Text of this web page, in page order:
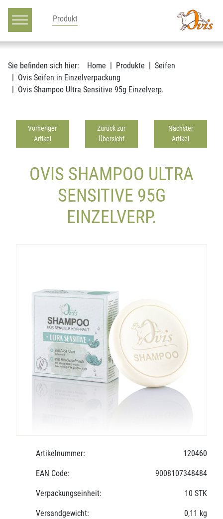
Hauptnavigation
Zum Inhalt
Sie befinden sich hier: Home Produkte
Seifen
Ovis Seifen in Einzelverpackung
Ovis Shampoo Ultra Sensitive 95g Einzelverp.
Vorheriger
Artikel
Zurück zur
Übersicht
Nächster
Artikel
OVIS SHAMPOO ULTRA
SENSITIVE 95G
EINZELVERP.
Artikelnummer: 120460
EAN Code: 9008107348484
Verpackungseinheit: 10 STK
Versandgewicht: 0,11 kg